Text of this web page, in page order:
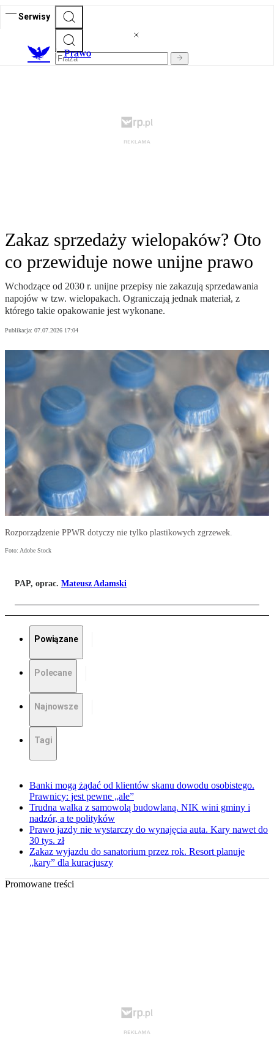
Serwisy
Prawo
Zakaz sprzedaży wielopaków? Oto
co przewiduje nowe unijne prawo
Wchodzące od 2030 r. unijne przepisy nie zakazują sprzedawania
napojów w tzw. wielopakach. Ograniczają jednak materiał, z
którego takie opakowanie jest wykonane.
Publikacja: 07.07.2026 17:04
Rozporządzenie PPWR dotyczy nie tylko plastikowych zgrzewek.
Foto: Adobe Stock
PAP, oprac. Mateusz Adamski
Powiązane
Polecane
Najnowsze
Tagi
Banki mogą żądać od klientów skanu dowodu osobistego.
Prawnicy: jest pewne „ale”
Trudna walka z samowolą budowlaną. NIK wini gminy i
nadzór, a te polityków
Prawo jazdy nie wystarczy do wynajęcia auta. Kary nawet do
30 tys. zł
Zakaz wyjazdu do sanatorium przez rok. Resort planuje
„kary” dla kuracjuszy
Promowane treści